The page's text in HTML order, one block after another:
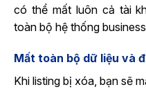
có thể mất luôn cả tài
toàn bộ hệ thống
Mất toàn bộ dữ liệu và
Khi listing bị xóa, bạn sẽ